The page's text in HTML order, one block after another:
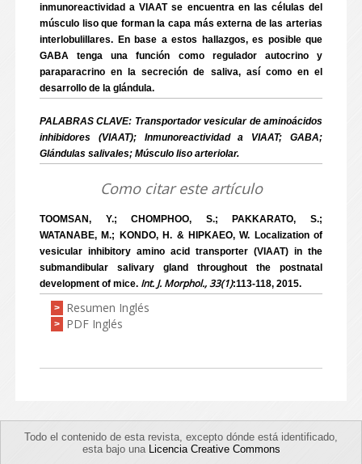
inmunoreactividad a VIAAT se encuentra en las células del
músculo liso que forman la capa más externa de las arterias
interlobulillares. En base a estos hallazgos, es posible que
GABA tenga una función como regulador autocrino y
paraparacrino en la secreción de saliva, así como en el
desarrollo de la glándula.
PALABRAS CLAVE: Transportador vesicular de aminoácidos
inhibidores (VIAAT); Inmunoreactividad a VIAAT; GABA;
Glándulas salivales; Músculo liso arteriolar.
Como citar este artículo
TOOMSAN, Y.; CHOMPHOO, S.; PAKKARATO, S.;
WATANABE, M.; KONDO, H. & HIPKAEO, W. Localization of
vesicular inhibitory amino acid transporter (VIAAT) in the
submandibular salivary gland throughout the postnatal
development of mice. Int. J. Morphol., 33(1):113-118, 2015.
> Resumen Inglés
> PDF Inglés
Todo el contenido de esta revista, excepto dónde está identificado,
esta bajo una Licencia Creative Commons